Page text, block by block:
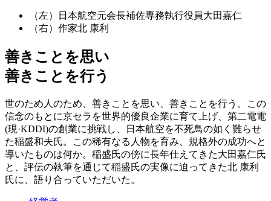
（左）日本航空元会長補佐専務執行役員大田嘉仁
（右）作家北 康利
善きことを思い
善きことを行う
世のため人のため、善きことを思い、善きことを行う。この
信念のもとに京セラを世界的優良企業に育て上げ、第二電電
(現·KDDI)の創業に挑戦し、日本航空を不死鳥の如く難らせ
た稲盛和夫氏。この稀有なる人物を育み、規格外の成功へと
導いたものは何か。稲盛氏の傍に長年仕えてきた大田嘉仁氏
と、評伝の執筆を通じて稲盛氏の実像に迫ってきた北 康利
氏に、語り合っていただいた。